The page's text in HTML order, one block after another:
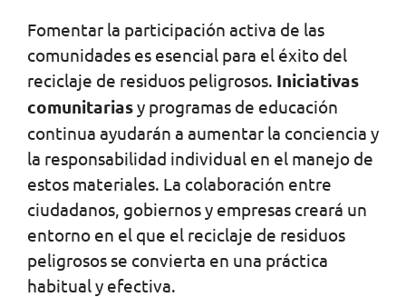
Fomentar la participación activa de las
comunidades es esencial para el éxito del
reciclaje de residuos peligrosos. Iniciativas
comunitariasy programas de educación
continua ayudarán a aumentar la conciencia y
la responsabilidad individual en el manejo de
estos materiales. La colaboración entre
ciudadanos, gobiernos y empresas creará un
entorno en el que el reciclaje de residuos
peligrosos se convierta en una práctica
habitual y efectiva.